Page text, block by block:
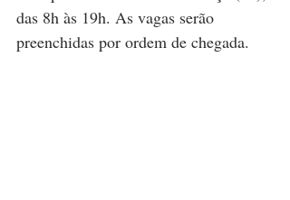
das 8h às 19h. As vagas serão
preenchidas por ordem de chegada.